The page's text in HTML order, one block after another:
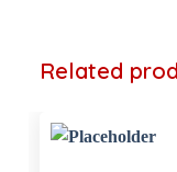
Related